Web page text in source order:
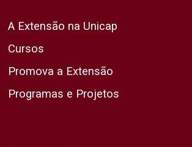
A Extensão na Unicap
Cursos
Promova a Extensão
Programas e Projetos